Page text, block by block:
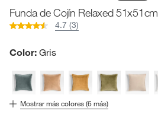
Funda de Cojín Relaxed 51x51cm
4.7 (3)
Color: Gris
Mostrar más colores (6más)